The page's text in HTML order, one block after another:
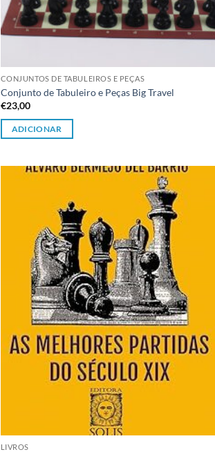
CONJUNTOS DE TABULEIROS E PEÇAS
Conjunto de Tabuleiro e Peças Big Travel
€23,00
ADICIONAR
Adicionar
à lista de
desejos
LIVROS